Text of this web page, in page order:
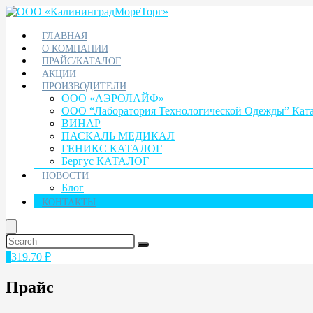
ГЛАВНАЯ
О КОМПАНИИ
ПРАЙС/КАТАЛОГ
АКЦИИ
ПРОИЗВОДИТЕЛИ
ООО «АЭРОЛАЙФ»
ООО “Лаборатория Технологической Одежды”
ВИНАР
ПАСКАЛЬ МЕДИКАЛ
ГЕНИКС КАТАЛОГ
Бергус КАТАЛОГ
НОВОСТИ
Блог
КОНТАКТЫ
319.70 ₽
Прайс